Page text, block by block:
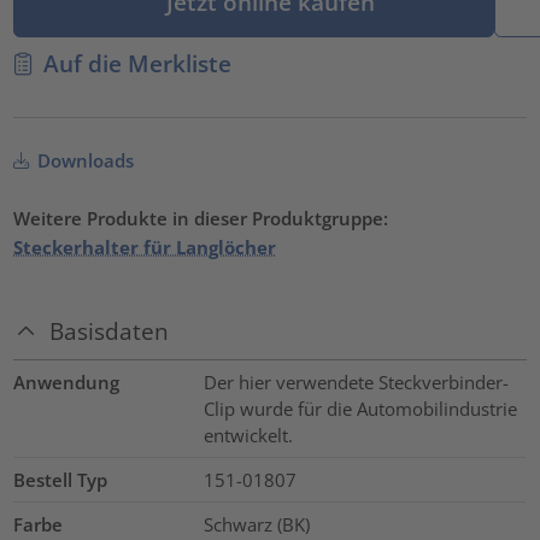
Auf die Merkliste
Downloads
Weitere Produkte in dieser Produktgruppe:
Steckerhalter für Langlöcher
Basisdaten
Anwendung
Der hier verwendete Steckverbinder-
Clip wurde für die Automobilindustrie
entwickelt.
Bestell Typ
151-01807
Farbe
Schwarz (BK)